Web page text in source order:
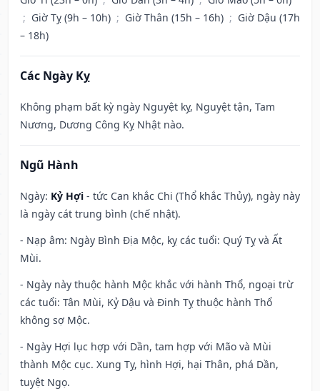
; Giờ Tỵ (9h – 10h) ; Giờ Thân (15h – 16h) ; Giờ Dậu (17h
– 18h)
Các Ngày Kỵ
Không phạm bất kỳ ngày Nguyệt kỵ, Nguyệt tận, Tam
Nương, Dương Công Kỵ Nhật nào.
Ngũ Hành
Ngày: Kỷ Hợi - tức Can khắc Chi (Thổ khắc Thủy), ngày này
là ngày cát trung bình (chế nhật).
- Nạp âm: Ngày Bình Địa Mộc, kỵ các tuổi: Quý Tỵ và Ất
Mùi.
- Ngày này thuộc hành Mộc khắc với hành Thổ, ngoại trừ
các tuổi: Tân Mùi, Kỷ Dậu và Đinh Tỵ thuộc hành Thổ
không sợ Mộc.
- Ngày Hợi lục hợp với Dần, tam hợp với Mão và Mùi
thành Mộc cục. Xung Tỵ, hình Hợi, hại Thân, phá Dần,
tuyệt Ngọ.